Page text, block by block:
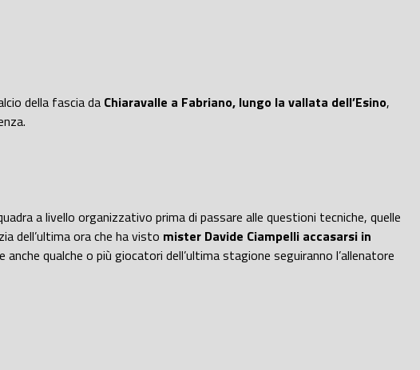
della fascia da Chiaravalle a Fabriano, lungo la vallata dell’Esino,
a livello organizzativo prima di passare alle questioni tecniche, quelle
dell’ultima ora che ha visto mister Davide Ciampelli accasarsi in
qualche o più giocatori dell’ultima stagione seguiranno l’allenatore